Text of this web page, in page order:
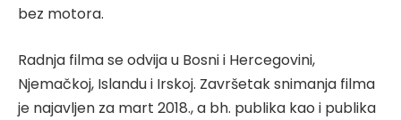
bez motora.
Radnja filma se odvija u Bosni i Hercegovini,
Njemačkoj, Islandu i Irskoj. Završetak snimanja filma
je najavljen za mart 2018., a bh. publika kao i publika